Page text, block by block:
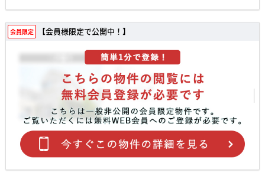
会員限定 【会員様限定で公開中！】